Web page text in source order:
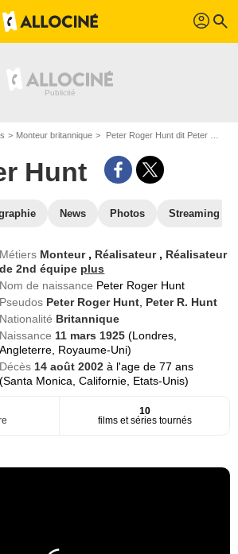
profil search
Monteur britannique Peter Roger Hunt dit Peter Hunt
Hunt
News Photos Streaming
Métiers Monteur , Réalisateur , Réalisateur
de 2nd équipe plus
Nom de naissance Peter Roger Hunt
Pseudos Peter Roger Hunt Peter R. Hunt
Nationalité Britannique
Naissance 11 mars 1925(Londres,
Angleterre, Royaume-Uni)
Décès 14 août 2002à l'age de 77 ans
(Santa Monica, Californie, Etats-Unis)
10
films et séries tournés